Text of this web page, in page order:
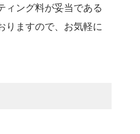
ィング料が妥当である
りますので、お気軽に